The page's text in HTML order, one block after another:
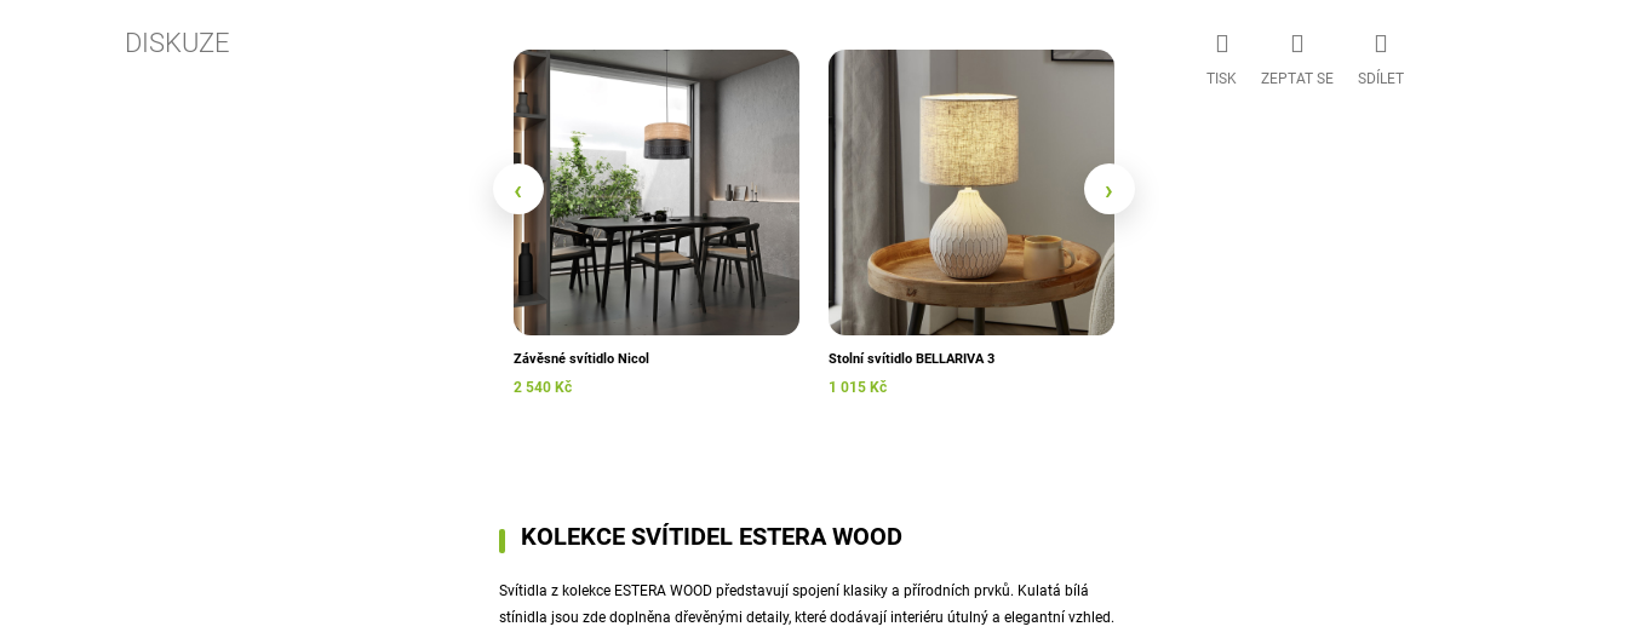
DISKUZE
‹ ›
Závěsné svítidlo Nicol
2 540 Kč
Stolní svítidlo BELLARIVA 3
1 015 Kč
KOLEKCE SVÍTIDEL ESTERA WOOD
Svítidla z kolekce ESTERA WOOD představují spojení klasiky a přírodních prvků. Kulatá bílá
stínidla jsou zde doplněna dřevěnými detaily, které dodávají interiéru útulný a elegantní vzhled.
TISK ZEPTAT SE SDÍLET